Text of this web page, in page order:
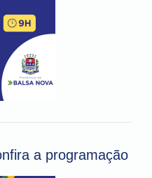
a programação